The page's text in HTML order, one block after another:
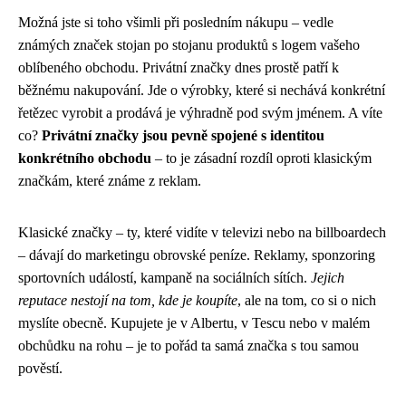
Možná jste si toho všimli při posledním nákupu – vedle
známých značek stojan po stojanu produktů s logem vašeho
oblíbeného obchodu. Privátní značky dnes prostě patří k
běžnému nakupování. Jde o výrobky, které si nechává konkrétní
řetězec vyrobit a prodává je výhradně pod svým jménem. A víte
co? Privátní značky jsou pevně spojené s identitou
konkrétního obchodu – to je zásadní rozdíl oproti klasickým
značkám, které známe z reklam.
Klasické značky – ty, které vidíte v televizi nebo na billboardech
– dávají do marketingu obrovské peníze. Reklamy, sponzoring
sportovních událostí, kampaně na sociálních sítích. Jejich
reputace nestojí na tom, kde je koupíte, ale na tom, co si o nich
myslíte obecně. Kupujete je v Albertu, v Tescu nebo v malém
obchůdku na rohu – je to pořád ta samá značka s tou samou
pověstí.